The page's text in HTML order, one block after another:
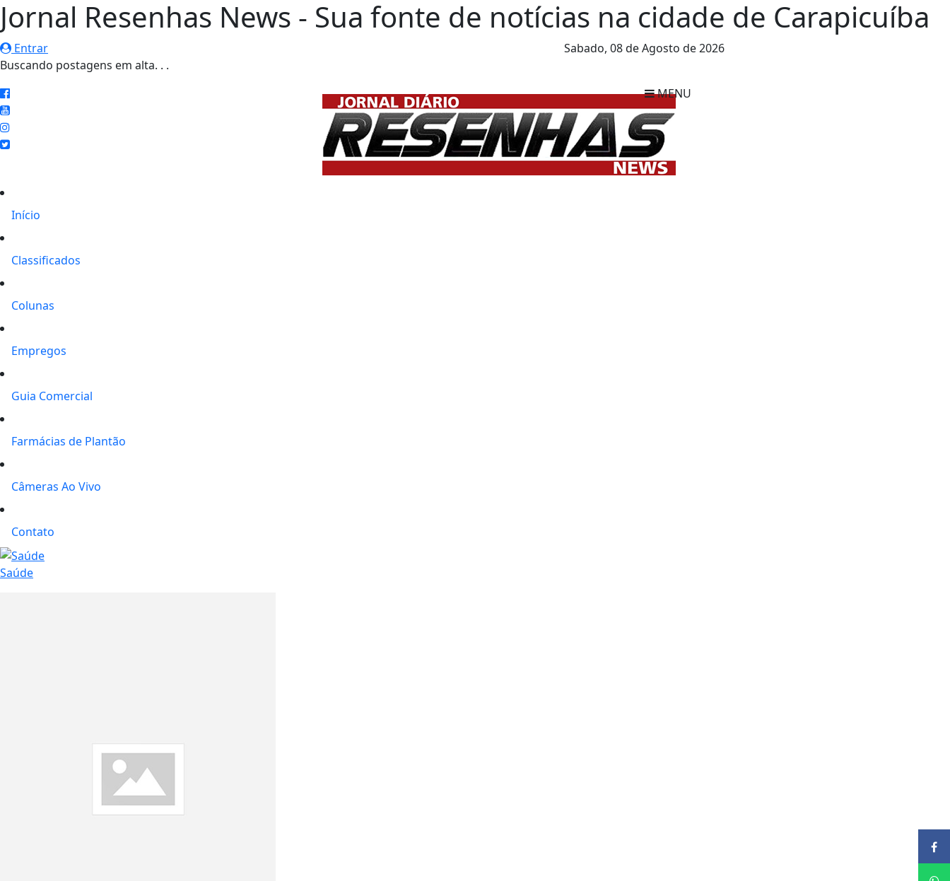
Jornal Resenhas News - Sua fonte de notícias na cidade de Carapicuíba
Entrar
EM ALTA
Sabado, 08 de Agosto de 2026
MENU
Início
Classificados
Colunas
Empregos
Guia Comercial
Farmácias de Plantão
Câmeras Ao Vivo
Contato
Saúde